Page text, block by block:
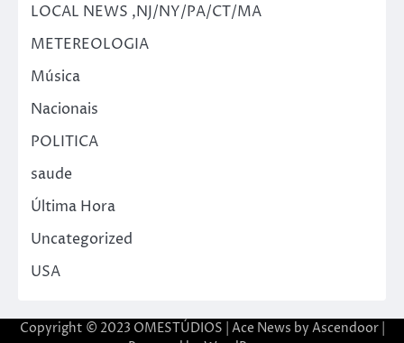
LOCAL NEWS ,NJ/NY/PA/CT/MA
METEREOLOGIA
Música
Nacionais
POLITICA
saude
Última Hora
Uncategorized
USA
Copyright © 2023 OMESTÚDIOS | Ace News by Ascendoor|